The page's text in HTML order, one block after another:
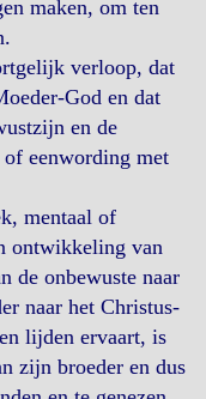
maken, om ten
verloop, dat
God en dat
en de
eenwording met
mentaal of
ontwikkeling van
de onbewuste naar
naar het Christus-
lijden ervaart, is
zijn broeder en dus